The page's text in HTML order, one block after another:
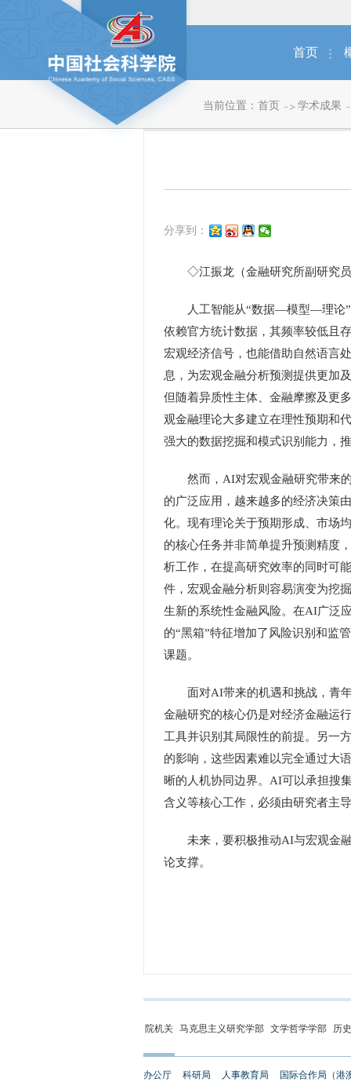
首页
当前位置： 首页 学术成果
分享到：
◇江振龙（金融研究所副研究
人工智能从“数据—模型—理论”三
依赖官方统计数据，其频率较低且
宏观经济信号，也能借助自然语言
息，为宏观金融分析预测提供更加
但随着异质性主体、金融摩擦及更
观金融理论大多建立在理性预期和
强大的数据挖掘和模式识别能力，
然而，AI对宏观金融研究带来的
的广泛应用，越来越多的经济决策
化。现有理论关于预期形成、市场
的核心任务并非简单提升预测精度
析工作，在提高研究效率的同时可
件，宏观金融分析则容易演变为挖
生新的系统性金融风险。在AI广泛
的“黑箱”特征增加了风险识别和监
课题。
面对AI带来的机遇和挑战，青年
金融研究的核心仍是对经济金融运
工具并识别其局限性的前提。另一
的影响，这些因素难以完全通过大
晰的人机协同边界。AI可以承担搜
含义等核心工作，必须由研究者主
未来，要积极推动AI与宏观金融
论支撑。
院机关 马克思主义研究学部 文学哲学学部 历
办公厅 科研局 人事教育局 国际合作局（港